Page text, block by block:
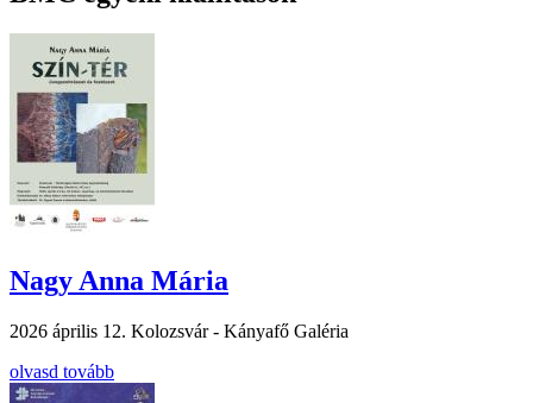
Nagy Anna Mária
2026 április 12. Kolozsvár - Kányafő Galéria
olvasd tovább